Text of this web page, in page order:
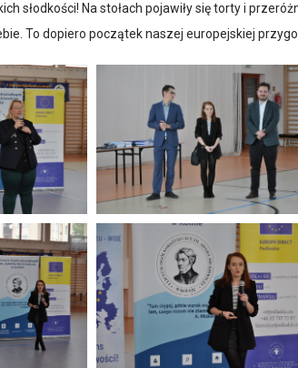
słodkości! Na stołach pojawiły się torty i
To dopiero początek naszej europejskiej